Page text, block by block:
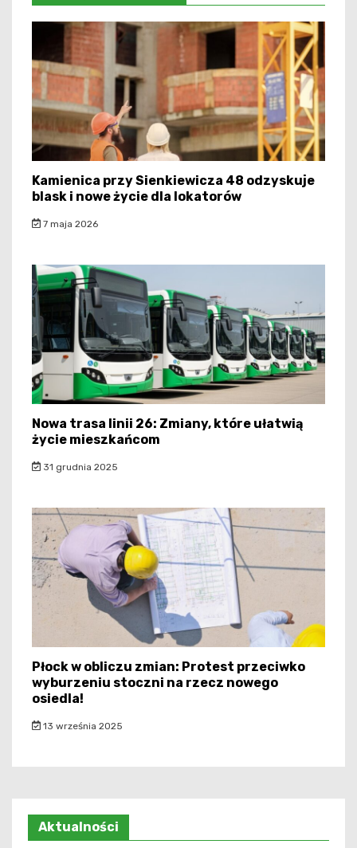
Kamienica przy Sienkiewicza 48 odzyskuje
blask i nowe życie dla lokatorów
7 maja 2026
Nowa trasa linii 26: Zmiany, które ułatwią
życie mieszkańcom
31 grudnia 2025
Płock w obliczu zmian: Protest przeciwko
wyburzeniu stoczni na rzecz nowego
osiedla!
13 września 2025
Aktualności